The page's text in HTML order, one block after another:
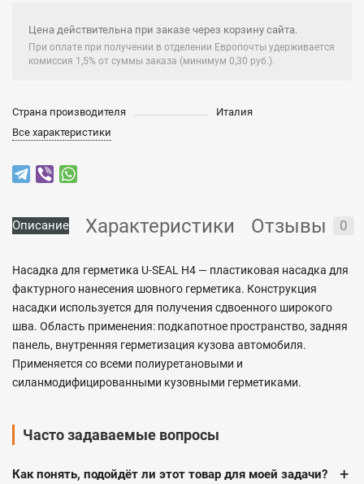
Цена действительна при заказе через корзину сайта.
При оплате при получении в отделении Европочты удерживается
комиссия 1,5% от суммы заказа (минимум 0,30 руб.).
Страна производителя
Италия
Все характеристики
Описание Характеристики Отзывы 0
Насадка для герметика U-SEAL H4 — пластиковая насадка для
фактурного нанесения шовного герметика. Конструкция
насадки используется для получения сдвоенного широкого
шва. Область применения: подкапотное пространство, задняя
панель, внутренняя герметизация кузова автомобиля.
Применяется со всеми полиуретановыми и
силанмодифицированными кузовными герметиками.
Часто задаваемые вопросы
Как понять, подойдёт ли этот товар для моей задачи? +